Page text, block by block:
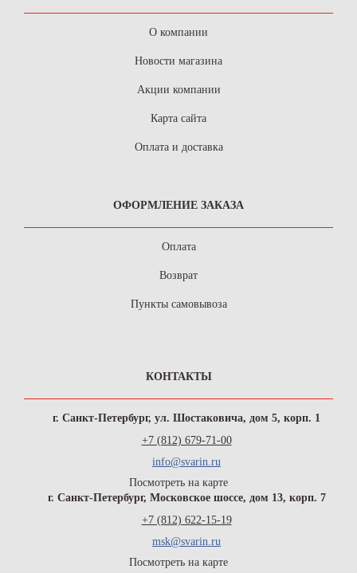
О компании
Новости магазина
Акции компании
Карта сайта
Оплата и доставка
ОФОРМЛЕНИЕ ЗАКАЗА
Оплата
Возврат
Пункты самовывоза
КОНТАКТЫ
г. Санкт-Петербург, ул. Шостаковича, дом 5, корп. 1
+7 (812) 679-71-00
info@svarin.ru
Посмотреть на карте
г. Санкт-Петербург, Московское шоссе, дом 13, корп. 7
+7 (812) 622-15-19
msk@svarin.ru
Посмотреть на карте